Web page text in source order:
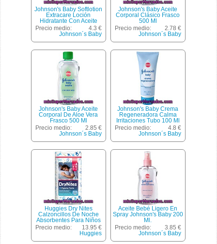
Johnson's Baby Softlotion
Extracare Loción
Hidratante Con Aceite
Frasco 500 Ml
Precio medio:
4.3 €
Johnson´s Baby
Johnson's Baby Aceite
Corporal Clásico Frasco
500 Ml
Precio medio:
2.78 €
Johnson´s Baby
Johnson's Baby Aceite
Corporal De Aloe Vera
Frasco 500 Ml
Precio medio:
2.85 €
Johnson´s Baby
Johnson's Baby Crema
Regeneradora Calma
Irritaciones Tubo 100 Ml
Precio medio:
4.8 €
Johnson´s Baby
Huggies Dry Nites
Calzoncillos De Noche
Absorbentes Para Niños
8-15 Años 27-57 Kg Talla
Grande Bolsa 13
Precio medio:
13.95 €
Huggies
Aceite Bebé Ligero En
Spray Johnson's Baby 200
Ml.
Precio medio:
3.85 €
Johnson´s Baby